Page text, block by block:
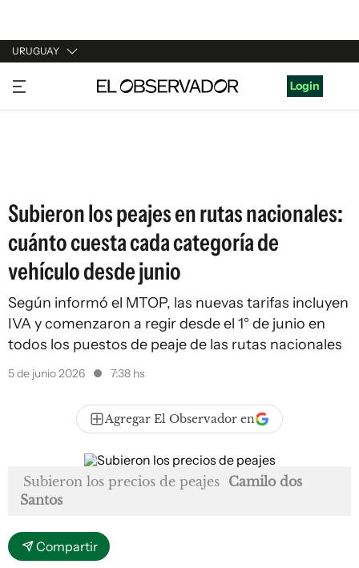
URUGUAY
URUGUAY
ARGENTINA
Login
Subieron los peajes en rutas nacionales:
cuánto cuesta cada categoría de
vehículo desde junio
Según informó el MTOP, las nuevas tarifas incluyen
IVA y comenzaron a regir desde el 1° de junio en
todos los puestos de peaje de las rutas nacionales
5 de junio 2026 7:38 hs
Agregar El Observador en
Subieron los precios de peajes Camilo dos
Santos
Compartir